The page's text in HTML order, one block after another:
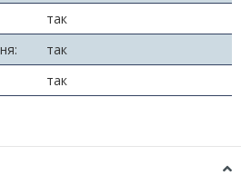
так
так
так